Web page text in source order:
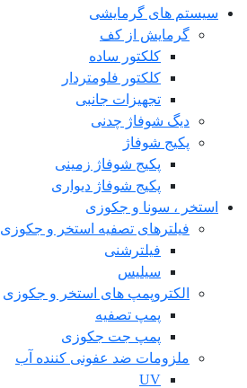
سیستم های گرمایشی
گرمایش از کف
کلکتور ساده
کلکتور فلومتردار
تجهیزات جانبی
دیگ شوفاژ چدنی
پکیج شوفاژ
پکیج شوفاژ زمینی
پکیج شوفاژ دیواری
استخر ، سونا و جکوزی
فیلترهای تصفیه استخر و جکوزی
فیلترشنی
سیلیس
الکتروپمپ های استخر و جکوزی
پمپ تصفیه
پمپ جت جکوزی
ملزومات ضد عفونی کننده آب
UV